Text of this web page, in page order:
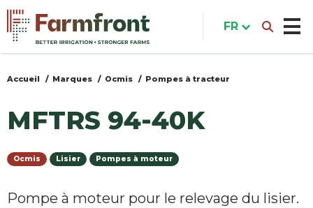
Aller
au
contenu
principal
Vous
ici
Accueil Marques Ocmis Pompes à tracteur
MFTRS 94-40K
Ocmis Lisier Pompes à moteur
Pompe à moteur pour le relevage du lisier.
FR